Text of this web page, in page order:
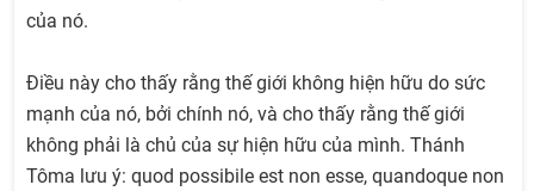
của nó.
Điều này cho thấy rằng thế giới không hiện hữu do sức
mạnh của nó, bởi chính nó, và cho thấy rằng thế giới
không phải là chủ của sự hiện hữu của mình. Thánh
Tôma lưu ý: quod possibile est non esse, quandoque non